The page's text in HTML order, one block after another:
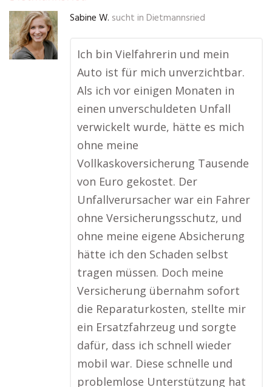
Sabine W. sucht in Dietmannsried
Ich bin Vielfahrerin und mein
Auto ist für mich unverzichtbar.
Als ich vor einigen Monaten in
einen unverschuldeten Unfall
verwickelt wurde, hätte es mich
ohne meine
Vollkaskoversicherung Tausende
von Euro gekostet. Der
Unfallverursacher war ein Fahrer
ohne Versicherungsschutz, und
ohne meine eigene Absicherung
hätte ich den Schaden selbst
tragen müssen. Doch meine
Versicherung übernahm sofort
die Reparaturkosten, stellte mir
ein Ersatzfahrzeug und sorgte
dafür, dass ich schnell wieder
mobil war. Diese schnelle und
problemlose Unterstützung hat